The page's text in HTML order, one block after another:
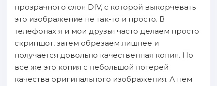
прозрачного слоя DIV, с которой выкорчевать
это изображение не так-то и просто. В
телефонах я и мои друзья часто делаем просто
скриншот, затем обрезаем лишнее и
получается довольно качественная копия. Но
все же это копия с небольшой потерей
качества оригинального изображения. А нем